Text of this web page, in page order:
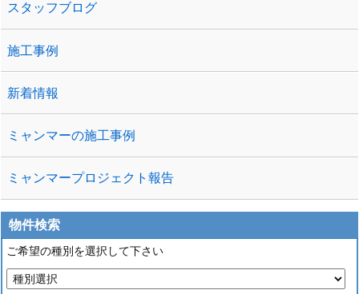
スタッフブログ
施工事例
新着情報
ミャンマーの施工事例
ミャンマープロジェクト報告
物件検索
ご希望の種別を選択して下さい